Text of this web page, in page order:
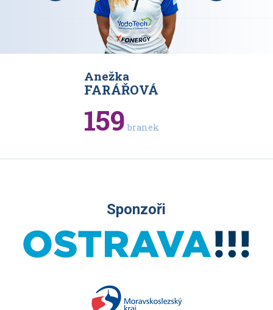
Anežka
FARÁŘOVÁ
159 branek
Sponzoři